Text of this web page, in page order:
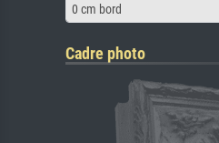
0 cm bord
Cadre photo